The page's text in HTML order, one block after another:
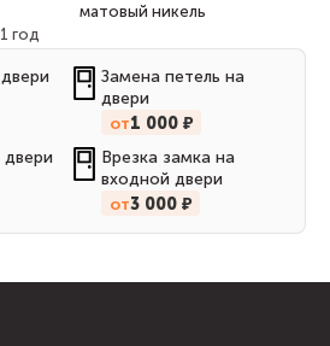
матовый никель
год
Замена петель на
двери
от1 000 ₽
двери
Врезка замка на
входной двери
от3 000 ₽